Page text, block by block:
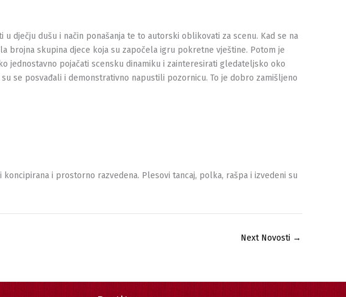
dječju dušu i način ponašanja te to autorski oblikovati za scenu. Kad se na
brojna skupina djece koja su započela igru pokretne vještine. Potom je
jednostavno pojačati scensku dinamiku i zainteresirati gledateljsko oko
se posvađali i demonstrativno napustili pozornicu. To je dobro zamišljeno
i prostorno razvedena. Plesovi tancaj, polka, rašpa i izvedeni su
Next Novosti →